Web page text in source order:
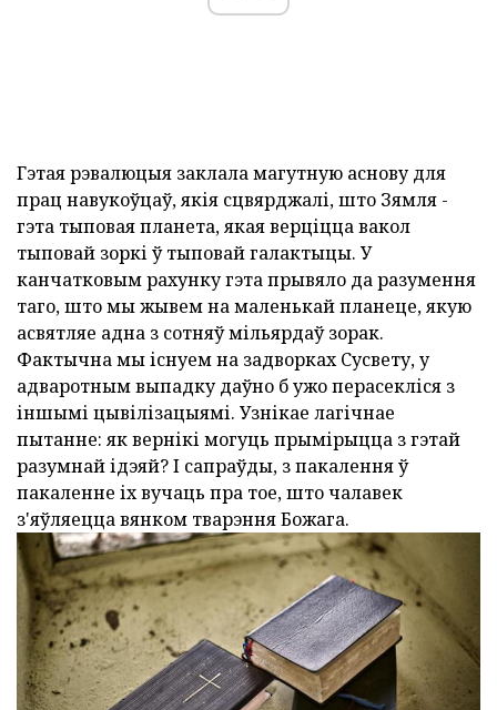
Гэтая рэвалюцыя заклала магутную аснову для
прац навукоўцаў, якія сцвярджалі, што Зямля -
гэта тыповая планета, якая верціцца вакол
тыповай зоркі ў тыповай галактыцы. У
канчатковым рахунку гэта прывяло да разумення
таго, што мы жывем на маленькай планеце, якую
асвятляе адна з сотняў мільярдаў зорак.
Фактычна мы існуем на задворках Сусвету, у
адваротным выпадку даўно б ужо перасекліся з
іншымі цывілізацыямі. Узнікае лагічнае
пытанне: як вернікі могуць прымірыцца з гэтай
разумнай ідэяй? І сапраўды, з пакалення ў
пакаленне іх вучаць пра тое, што чалавек
з'яўляецца вянком тварэння Божага.